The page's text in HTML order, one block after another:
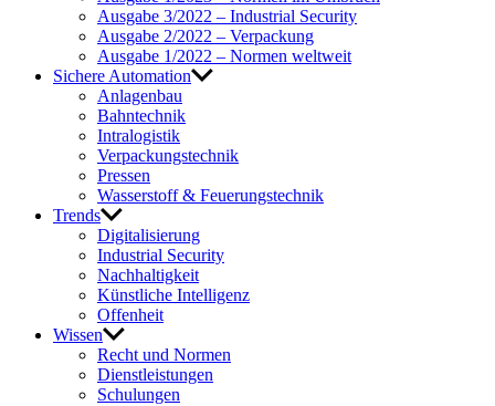
Ausgabe 3/2022 – Indus­trial Security
Ausgabe 2/2022 – Verpa­ckung
Ausgabe 1/2022 – Normen welt­weit
Sichere Auto­ma­tion
Anla­genbau
Bahn­technik
Intra­lo­gistik
Verpa­ckungs­technik
Pressen
Wasser­stoff & Feue­rungs­technik
Trends
Digi­ta­li­sie­rung
Indus­trial Security
Nach­hal­tig­keit
Künst­liche Intel­li­genz
Offen­heit
Wissen
Recht und Normen
Dienst­leis­tungen
Schu­lungen